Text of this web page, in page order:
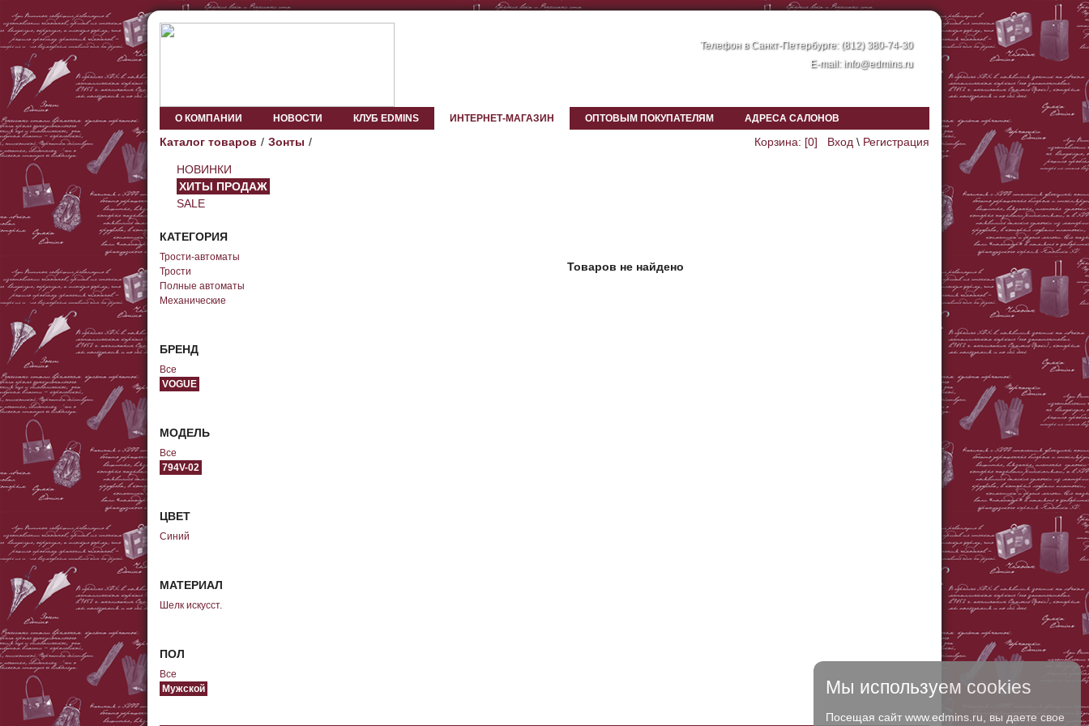
Телефон в Санкт-Петербурге: (812) 380-74-30
E-mail: info@edmins.ru
О КОМПАНИИ НОВОСТИ КЛУБ EDMINS ИНТЕРНЕТ-МАГАЗИН ОПТОВЫМ ПОКУПАТЕЛЯМ АДРЕСА САЛОНОВ
Корзина: [0] Вход \ Регистрация
Каталог товаров Зонты
НОВИНКИ
ХИТЫ ПРОДАЖ
SALE
КАТЕГОРИЯ
Трости-автоматы
Трости
Полные автоматы
Механические
БРЕНД
Все
VOGUE
МОДЕЛЬ
Все
794V-02
ЦВЕТ
Синий
МАТЕРИАЛ
Шелк искусст.
ПОЛ
Все
Мужской
Товаров не найдено
Мы используем cookies
Посещая сайт www.edmins.ru, вы даете свое